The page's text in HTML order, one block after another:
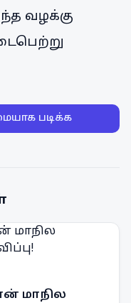
வழக்கு
படிக்க
மாநில